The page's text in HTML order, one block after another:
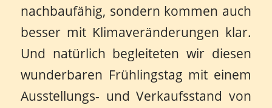
nachbaufähig, sondern kommen auch
besser mit Klimaveränderungen klar.
Und natürlich begleiteten wir diesen
wunderbaren Frühlingstag mit einem
Ausstellungs- und Verkaufsstand von